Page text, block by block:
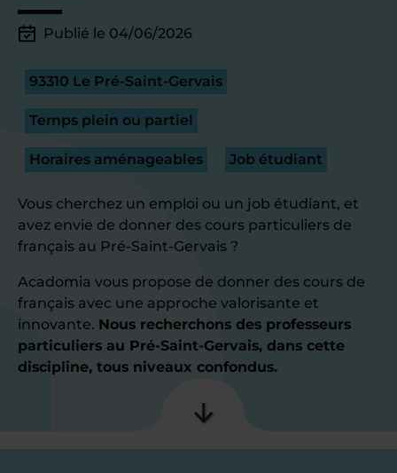
Publié le 04/06/2026
93310 Le Pré-Saint-Gervais
Temps plein ou partiel
Horaires aménageables Job étudiant
Vous cherchez un emploi ou un job étudiant, et
avez envie de donner des cours particuliers de
français au Pré-Saint-Gervais ?
Acadomia vous propose de donner des cours de
français avec une approche valorisante et
innovante. Nous recherchons des professeurs
particuliers au Pré-Saint-Gervais, dans cette
discipline, tous niveaux confondus.